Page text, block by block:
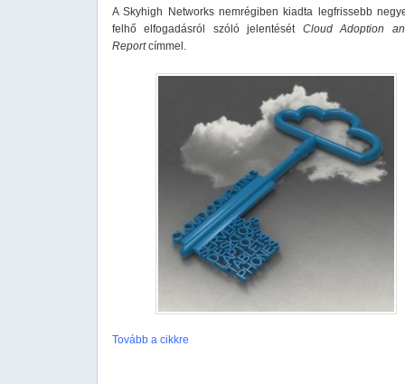
A Skyhigh Networks nemrégiben kiadta legfrissebb
felhő elfogadásról szóló jelentését Cloud Adoption
Reportcímmel.
Tovább a cikkre